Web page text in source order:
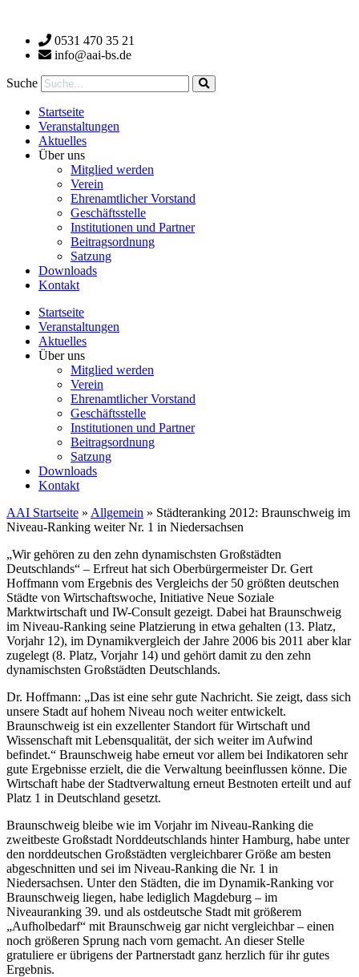
wechseln 0531 470 35 21
info@aai-bs.de
Suche
Startseite
Veranstaltungen
Aktuelles
Über uns
Mitglied werden
Verein
Ehrenamtlicher Vorstand
Geschäftsstelle
Institutionen und Partner
Beitragsordnung
Satzung
Downloads
Kontakt
Startseite
Veranstaltungen
Aktuelles
Über uns
Mitglied werden
Verein
Ehrenamtlicher Vorstand
Geschäftsstelle
Institutionen und Partner
Beitragsordnung
Satzung
Downloads
Kontakt
AAI Startseite » Allgemein » Städteranking 2012: Braunschweig im
Niveau-Ranking weiter Nr. 1 in Niedersachsen
„Wir gehören zu den zehn dynamischsten Großstädten
Deutschlands“ – Erfreut hat sich Oberbürgermeister Dr. Gert
Hoffmann vom Ergebnis des Vergleichs der 50 größten deutschen
Städte von Wirtschaftswoche, Initiative Neue Soziale
Marktwirtschaft und IW-Consult gezeigt. Dabei hat Braunschweig
im Niveau-Ranking seine Platzierung in etwa gehalten (13. Platz,
Vorjahr 12), im Dynamikvergleich der Jahre 2006 bis 2011 aber klar
zugelegt (8. Platz, Vorjahr 14) und gehört damit zu den zehn
dynamischsten Großstädten Deutschlands.
Dr. Hoffmann: „Das ist eine sehr gute Nachricht. Sie zeigt, dass sich
unsere Stadt auf hohem Niveau noch weiter entwickelt.
Braunschweig ist ein exzellenter Standort für Wirtschaft und
Wissenschaft mit Lebensqualität, der sich weiter im Aufwind
befindet.“ Braunschweig habe erneut vor allem bei Indikatoren sehr
gute Ergebnisse erzielt, die die Verwaltung beeinflussen könne. Die
Wirtschaft habe der Stadtverwaltung erneut Bestnoten erteilt und auf
Platz 1 in Deutschland gesetzt.
Braunschweig bleibe wie im Vorjahr im Niveau-Ranking die
zweitbeste Großstadt Norddeutschlands hinter Hamburg, habe unter
den norddeutschen Großstädten vergleichbarer Größe am besten
abgeschnitten und sei im Niveau-Ranking die Nr. 1 in
Niedersachsen. Unter den Städten, die im Dynamik-Ranking vor
Braunschweig liegen, habe lediglich Magdeburg – im
Niveauranking 39. und als ostdeutsche Stadt mit größerem
„Aufholbedarf“ mit Braunschweig gar nicht vergleichbar – einen
noch größeren Sprung nach vorn gemacht. An dieser Stelle
gratuliere er übrigens der Partnerstadt ganz herzlich für ihr gutes
Ergebnis.